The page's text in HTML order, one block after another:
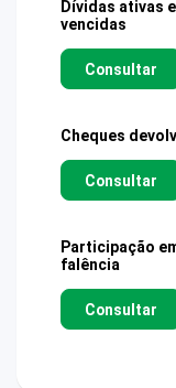
Dívidas ativas e
vencidas
Consultar
Cheques
Consultar
Participação
falência
Consultar